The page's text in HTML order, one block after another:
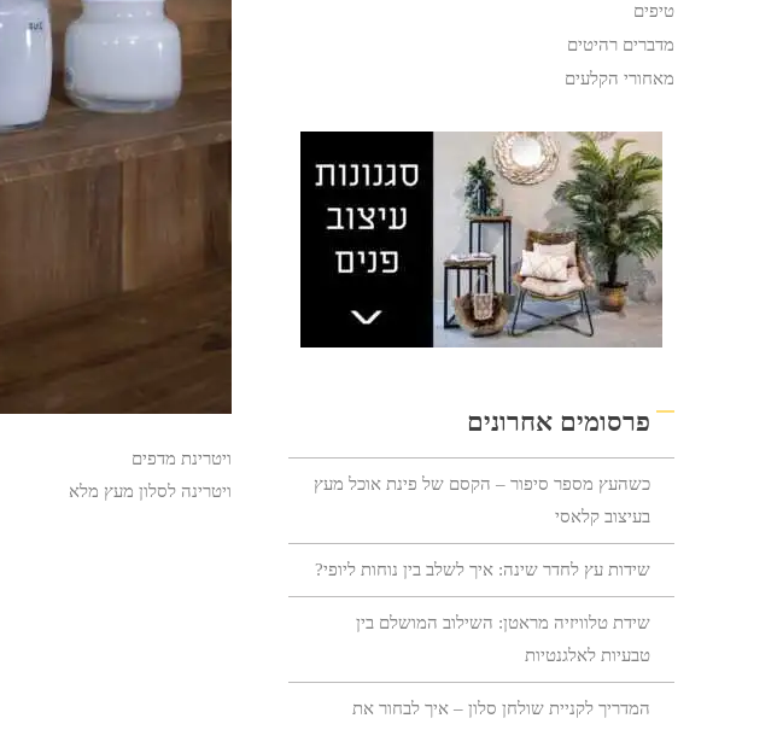
ויטרינת מדפים
ויטרינה לסלון מעץ מלא
טיפים
מדברים רהיטים
מאחורי הקלעים
פרסומים אחרונים
כשהעץ מספר סיפור – הקסם של פינת אוכל מעץ
בעיצוב קלאסי
שידות עץ לחדר שינה: איך לשלב בין נוחות ליופי?
שידת טלוויזיה מראטן: השילוב המושלם בין
טבעיות לאלגנטיות
המדריך לקניית שולחן סלון – איך לבחור את